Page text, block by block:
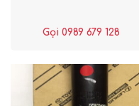
Gọi 0989 679 128